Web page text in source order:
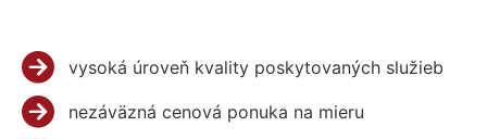
vysoká úroveň kvality poskytovaných služieb
nezáväzná cenová ponuka na mieru